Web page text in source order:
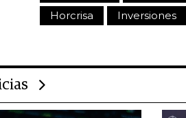
Horcrisa
Inversiones